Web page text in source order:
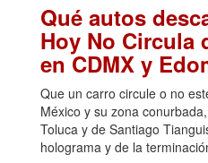
Qué autos
Hoy No Circula
en CDMX y
Que un carro circule o no
México y su zona
Toluca y de Santiago
holograma y de la